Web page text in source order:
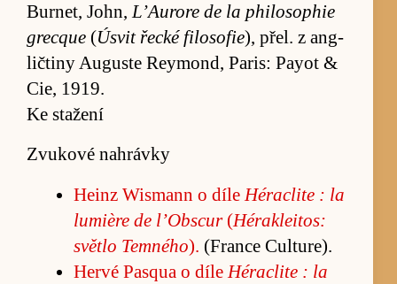
Burnet, John,L’Au­rore de la phi­lo­sophie
grecque (Úsvit řecké fi­lo­sofie), přel. z ang­
lič­tiny Auguste Rey­mond, Pa­ris: Payot &
Cie, 1919.
Ke stažení
Zvukové nahrávky
He­inz Wismann o díle Hérac­lite : la
lu­mière de l’Ob­scur(Héra­klei­tos:
světlo Tem­ného). (France Cul­tu­re).
Hervé Pasqua o díle Hérac­lite : la